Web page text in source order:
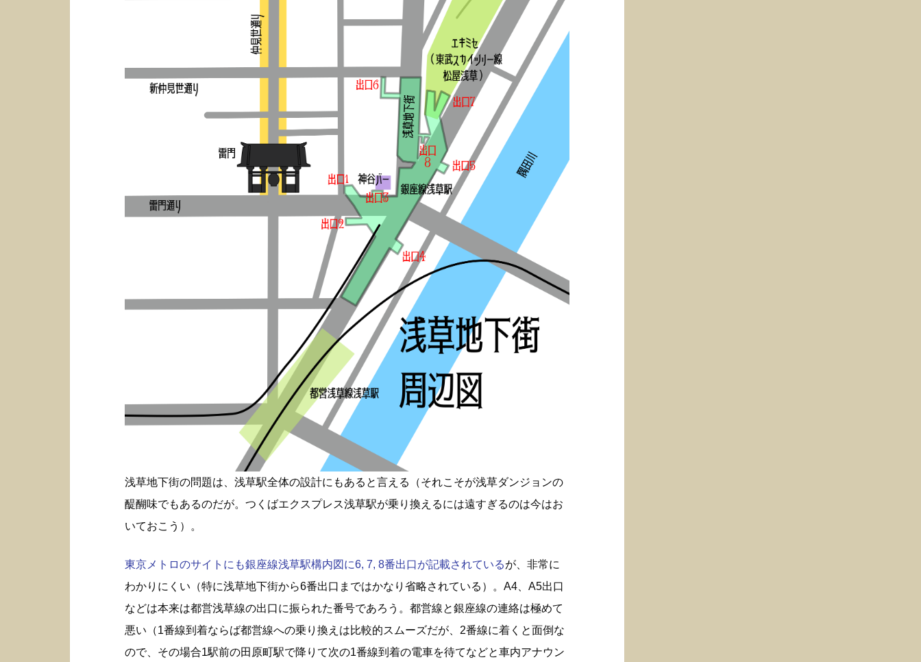
浅草地下街の問題は、浅草駅全体の設計にもあると言える（それこそが浅草ダンジョンの
醍醐味でもあるのだが。つくばエクスプレス浅草駅が乗り換えるには遠すぎるのは今はお
いておこう）。
東京メトロのサイトにも銀座線浅草駅構内図に6, 7, 8番出口が記載されているが、非常に
わかりにくい（特に浅草地下街から6番出口まではかなり省略されている）。A4、A5出口
などは本来は都営浅草線の出口に振られた番号であろう。都営線と銀座線の連絡は極めて
悪い（1番線到着ならば都営線への乗り換えは比較的スムーズだが、2番線に着くと面倒な
ので、その場合1駅前の田原町駅で降りて次の1番線到着の電車を待てなどと車内アナウン